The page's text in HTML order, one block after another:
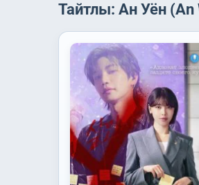
Тайтлы: Ан Уён (An